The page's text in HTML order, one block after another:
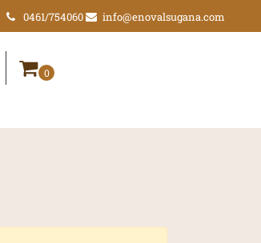
0461/754060 info@enovalsugana.com
0